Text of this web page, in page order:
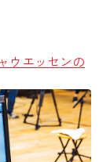
ウエッセンの